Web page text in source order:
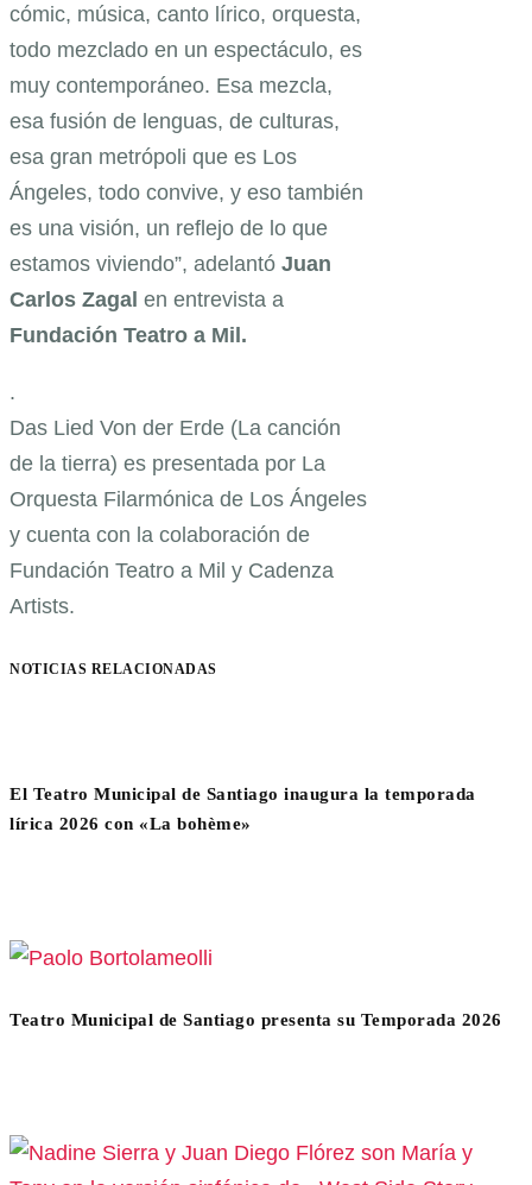
cómic, música, canto lírico, orquesta,
todo mezclado en un espectáculo, es
muy contemporáneo. Esa mezcla,
esa fusión de lenguas, de culturas,
esa gran metrópoli que es Los
Ángeles, todo convive, y eso también
es una visión, un reflejo de lo que
estamos viviendo”, adelantó Juan
Carlos Zagal en entrevista a
Fundación Teatro a Mil.
.
Das Lied Von der Erde (La canción
de la tierra) es presentada por La
Orquesta Filarmónica de Los Ángeles
y cuenta con la colaboración de
Fundación Teatro a Mil y Cadenza
Artists.
NOTICIAS RELACIONADAS
El Teatro Municipal de Santiago inaugura la temporada
lírica 2026 con «La bohème»
Teatro Municipal de Santiago presenta su Temporada 2026